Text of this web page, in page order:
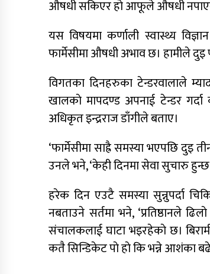
औषधी सकिएर हाे आफूले औषधी
यस विषयमा कर्णाली स्वास्थ्य
फार्मेसीमा औषधी अभाव छ। हामीले
विगतका दिनहरुका टेन्डरवालाले
खालकाे मापदण्ड अपनाई टेन्डर
अधिकृत इन्द्रराज डाँगीले बताए।
‘फार्मेसीमा साह्रै समस्या भएपछि दुइ
उनले भने, ‘केही दिनमा सेवा सुचारु
हरेक दिन एउटै समस्या सुन्नुपर्दा
नबताउने सर्तमा भने, ‘प्रतिष्ठानले
संचालकलाई घाटा भइरहेकाे छ।
कतै सिन्डिकेट पाे हाे कि भन्ने आशंका